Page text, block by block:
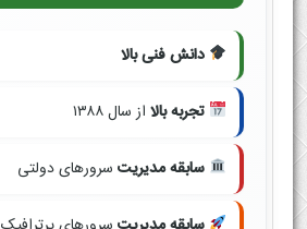
دانش فنی بالا
تجربه بالا از سال ۱۳۸۸
سابقه مدیریت سرورهای دولتی